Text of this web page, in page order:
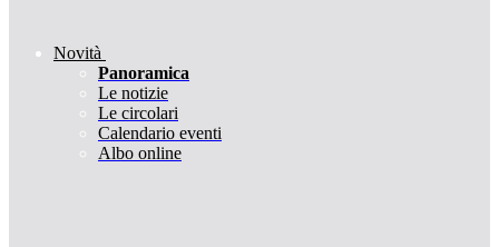
Novità
Panoramica
Le notizie
Le circolari
Calendario eventi
Albo online